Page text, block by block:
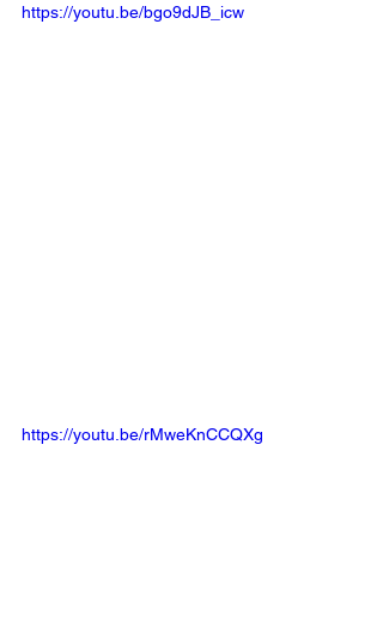
https://youtu.be/bgo9dJB_icw
https://youtu.be/rMweKnCCQXg